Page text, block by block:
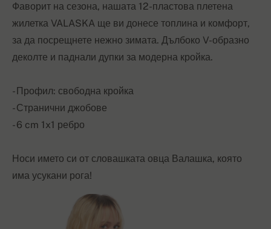
Фаворит на сезона, нашата 12-пластова плетена
жилетка VALASKA ще ви донесе топлина и комфорт,
за да посрещнете нежно зимата. Дълбоко V-образно
деколте и паднали дупки за модерна кройка.
- Профил: свободна кройка
- Странични джобове
- 6 cm 1x1 ребро
Носи името си от словашката овца Валашка, която
има усукани рога!